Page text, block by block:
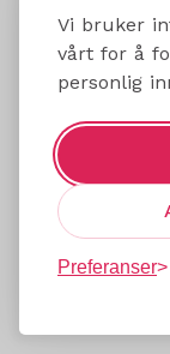
Vi bruker
vårt for å
personlig
Preferanser